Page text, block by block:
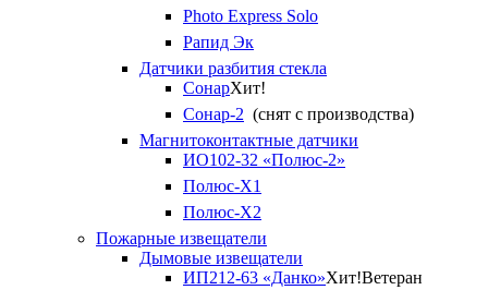
Photo Express Solo
Рапид Эк
Датчики разбития стекла
СонарХит!
Сонар-2 (снят с производства)
Магнитоконтактные датчики
ИО102-32 «Полюс-2»
Полюс-X1
Полюс-X2
Пожарные извещатели
Дымовые извещатели
ИП212-63 «Данко»Хит!Ветеран